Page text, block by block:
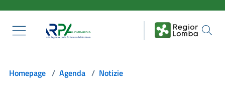
Homepage / Agenda / Notizie